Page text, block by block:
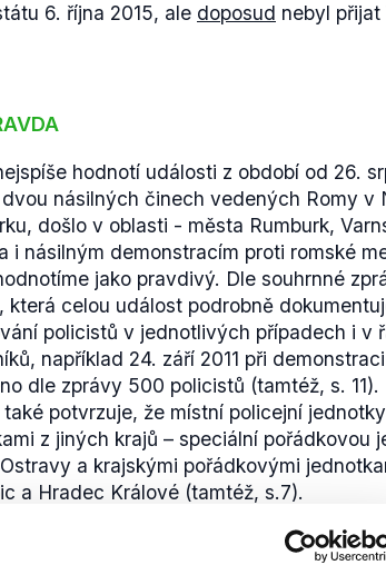
6. října 2015, ale doposud nebyl přijat
hodnotí události z období od 26.
násilných činech vedených Romy v
došlo v oblasti - města Rumburk,
i násilným demonstracím proti romské
jako pravdivý. Dle souhrnné
která celou událost podrobně
policistů v jednotlivých případech i v
například 24. září 2011 při
dle zprávy 500 policistů (tamtéž, s. 11).
také potvrzuje, že místní policejní
z jiných krajů – speciální pořádkovou
a krajskými pořádkovými
a Hradec Králové (tamtéž, s.7).